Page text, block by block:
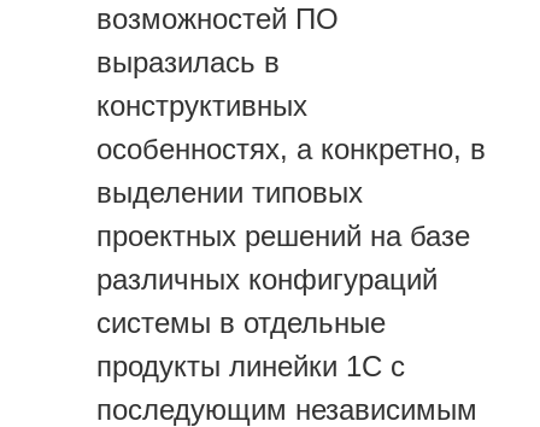
возможностей ПО
выразилась в
конструктивных
особенностях, а конкретно, в
выделении типовых
проектных решений на базе
различных конфигураций
системы в отдельные
продукты линейки 1С с
последующим независимым